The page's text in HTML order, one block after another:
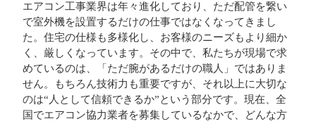
エアコン工事業界は年々進化しており、ただ配管を繋い
で室外機を設置するだけの仕事ではなくなってきまし
た。住宅の仕様も多様化し、お客様のニーズもより細か
く、厳しくなっています。その中で、私たちが現場で求
めているのは、「ただ腕があるだけの職人」ではありま
せん。もちろん技術力も重要ですが、それ以上に大切な
のは“人として信頼できるか”という部分です。現在、全
国でエアコン協力業者を募集しているなかで、どんな方